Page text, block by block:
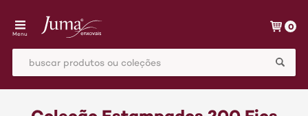
Menu
0